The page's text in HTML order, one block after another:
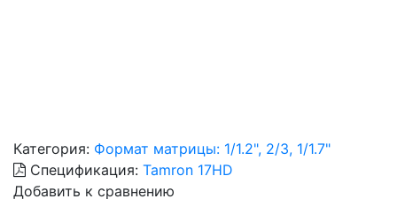
Категория: Формат матрицы: 1/1.2", 2/3, 1/1.7"
Спецификация: Tamron 17HD
Добавить к сравнению